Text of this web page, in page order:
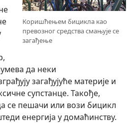
Коришћењем бицикла као
превозног средства смањује се
загађење
да неки
загађујуће материје и
супстанце. Такође,
се пешачи или вози бицикл
енергија у домаћинству.